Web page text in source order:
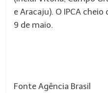
e Aracaju). O IPCA
9 de maio.
Fonte Agência Brasil